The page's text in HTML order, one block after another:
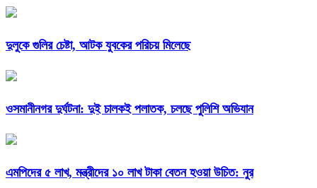
দুলুকে গুলির চেষ্টা, আটক যুবকের পরিচয় মিলেছে
ওসমানীনগর দুর্ঘটনা: দুই চালকই পলাতক, চলছে পুলিশি অভিযান
এমপিদের ৫ লাখ, মন্ত্রীদের ১০ লাখ টাকা বেতন হওয়া উচিত: নুর